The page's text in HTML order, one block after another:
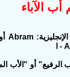
أب الآباء